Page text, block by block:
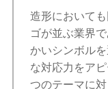
造形において
ゴが並ぶ業界
かいシンボル
な対応力をア
つのテーマに